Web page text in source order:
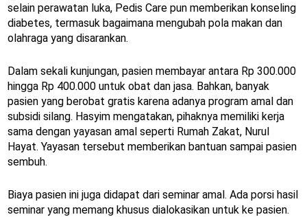
selain perawatan luka, Pedis Care pun memberikan konseling
diabetes, termasuk bagaimana mengubah pola makan dan
olahraga yang disarankan.
Dalam sekali kunjungan, pasien membayar antara Rp 300.000
hingga Rp 400.000 untuk obat dan jasa. Bahkan, banyak
pasien yang berobat gratis karena adanya program amal dan
subsidi silang. Hasyim mengatakan, pihaknya memiliki kerja
sama dengan yayasan amal seperti Rumah Zakat, Nurul
Hayat. Yayasan tersebut memberikan bantuan sampai pasien
sembuh.
Biaya pasien ini juga didapat dari seminar amal. Ada porsi hasil
seminar yang memang khusus dialokasikan untuk ke pasien.